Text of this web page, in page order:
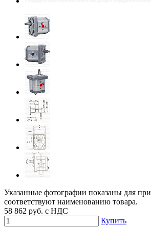
Указанные фотографии показаны для
соответствуют наименованию товара.
58 862 руб. с НДС
Купить